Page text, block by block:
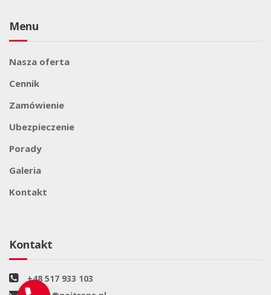
Menu
Nasza oferta
Cennik
Zamówienie
Ubezpieczenie
Porady
Galeria
Kontakt
Kontakt
+48 517 933 103